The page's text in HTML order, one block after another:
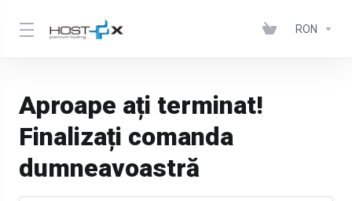
RON
Aproape ați terminat!
Finalizați comanda
dumneavoastră